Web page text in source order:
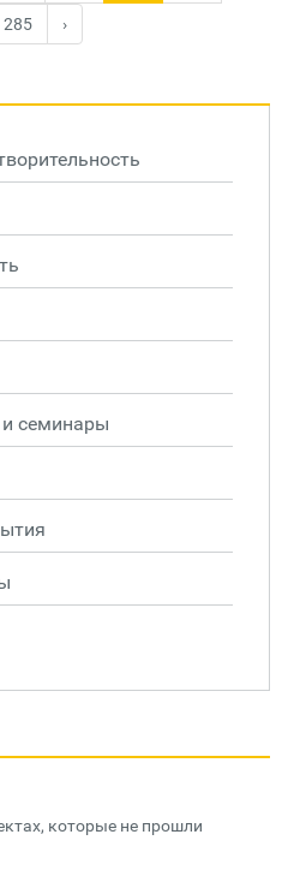
285 ›
семинары
которые не прошли